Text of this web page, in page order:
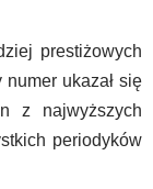
prestiżowych
ukazał się
z najwyższych
periodyków